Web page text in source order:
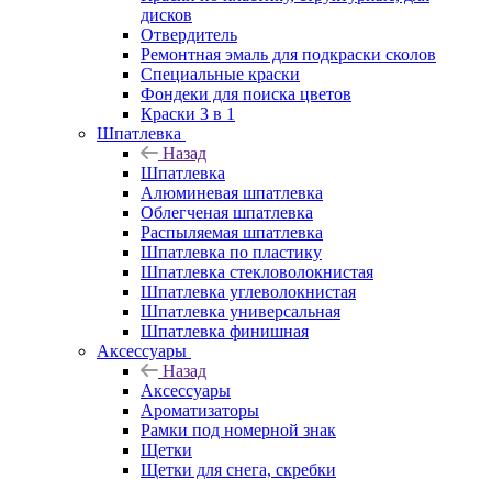
дисков
Отвердитель
Ремонтная эмаль для подкраски сколов
Специальные краски
Фондеки для поиска цветов
Краски 3 в 1
Шпатлевка
Назад
Шпатлевка
Алюминевая шпатлевка
Облегченая шпатлевка
Распыляемая шпатлевка
Шпатлевка по пластику
Шпатлевка стекловолокнистая
Шпатлевка углеволокнистая
Шпатлевка универсальная
Шпатлевка финишная
Аксессуары
Назад
Аксессуары
Ароматизаторы
Рамки под номерной знак
Щетки
Щетки для снега, скребки